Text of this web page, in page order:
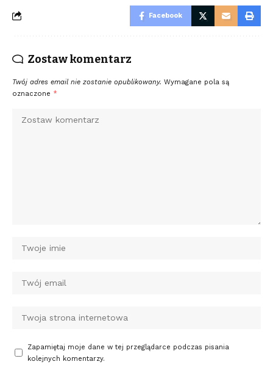
Facebook
Zostaw komentarz
Twój adres email nie zostanie opublikowany. Wymagane pola są
oznaczone *
Zapamiętaj moje dane w tej przeglądarce podczas pisania
kolejnych komentarzy.